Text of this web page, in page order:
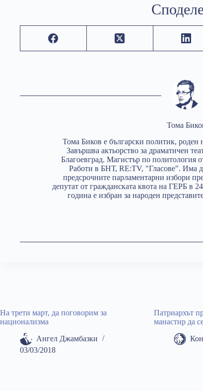
Тома
Тома Биков e български политик, роден
Завършва актьорство за драматичен
Благоевград. Магистър по
Работи в БНТ, RE:TV, "Гласове". Има
предсрочните парламентарни избори
депутат от гражданската квота на ГЕРБ
година е избран за народен
На трети март, да поговорим за
национализма
Ангел Джамбазки
03/03/2018
Патриархът
манастир да